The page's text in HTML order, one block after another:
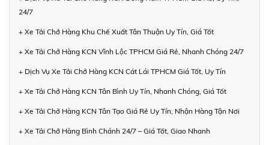
24/7
+ Xe Tải Chở Hàng Khu Chế Xuất Tân Thuận Uy Tín, Giá Tốt
+ Xe Tải Chở Hàng KCN Vĩnh Lộc TPHCM Giá Rẻ, Nhanh Chóng 24/7
+ Dịch Vụ Xe Tải Chở Hàng KCN Cát Lái TPHCM Giá Tốt, Uy Tín
+ Xe Tải Chở Hàng KCN Tân Bình Uy Tín, Nhanh Chóng, Giá Tốt
+ Xe Tải Chở Hàng KCN Tân Tạo Giá Rẻ Uy Tín, Nhận Hàng Tận Nơi
+ Xe Tải Chở Hàng Bình Chánh 24/7 – Giá Tốt, Giao Nhanh